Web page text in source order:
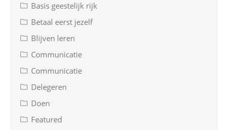
Basis geestelijk rijk
Betaal eerst jezelf
Blijven leren
Communicatie
Communicatie
Delegeren
Doen
Featured